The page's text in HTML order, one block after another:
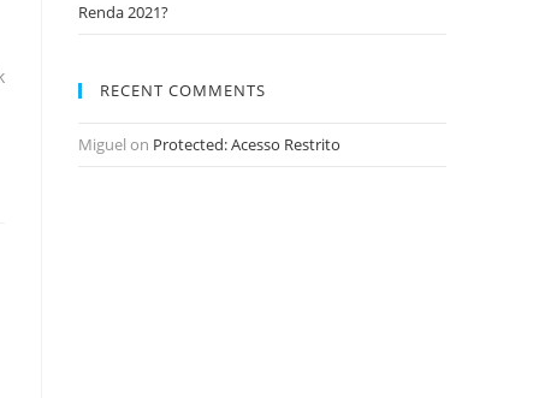
Renda 2021?
RECENT COMMENTS
Miguel on Protected: Acesso Restrito